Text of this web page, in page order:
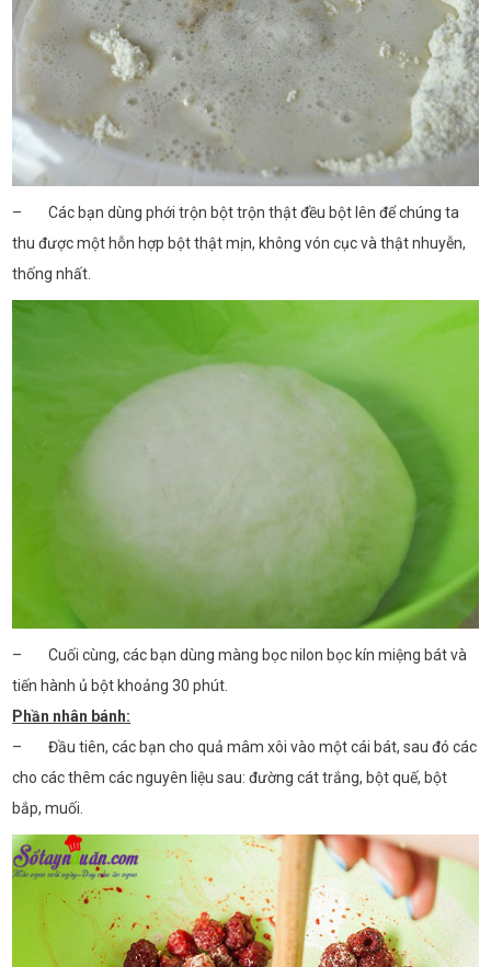
– Các bạn dùng phới trộn bột trộn thật đều bột lên để chúng ta
thu được một hỗn hợp bột thật mịn, không vón cục và thật nhuyễn,
thống nhất.
– Cuối cùng, các bạn dùng màng bọc nilon bọc kín miệng bát và
tiến hành ủ bột khoảng 30 phút.
Phần nhân bánh:
– Đầu tiên, các bạn cho quả mâm xôi vào một cái bát, sau đó các
cho các thêm các nguyên liệu sau: đường cát trắng, bột quế, bột
bắp, muối.